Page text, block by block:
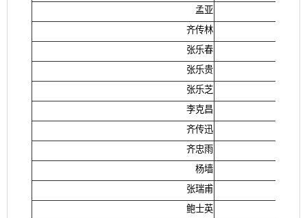
孟亚
齐传林
张乐春
张乐贵
张乐芝
李克昌
齐传迅
齐忠雨
杨墙
张瑞甫
鲍士英